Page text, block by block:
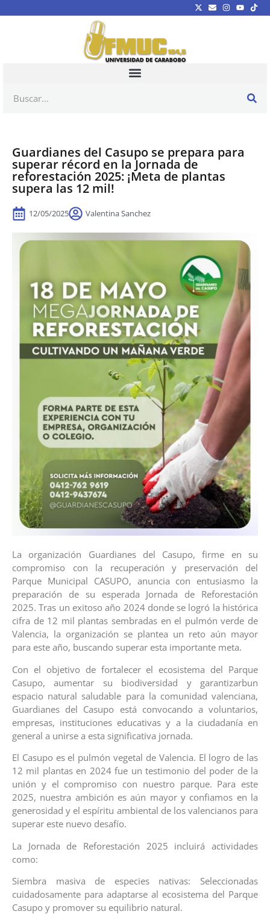
Guardianes del Casupo se prepara para
superar récord en la Jornada de
reforestación 2025: ¡Meta de plantas
supera las 12 mil!
12/05/2025 Valentina Sanchez
La organización Guardianes del Casupo, firme en su
compromiso con la recuperación y preservación del
Parque Municipal CASUPO, anuncia con entusiasmo la
preparación de su esperada Jornada de Reforestación
2025. Tras un exitoso año 2024 donde se logró la histórica
cifra de 12 mil plantas sembradas en el pulmón verde de
Valencia, la organización se plantea un reto aún mayor
para este año, buscando superar esta importante meta.
Con el objetivo de fortalecer el ecosistema del Parque
Casupo, aumentar su biodiversidad y garantizarbun
espacio natural saludable para la comunidad valenciana,
Guardianes del Casupo está convocando a voluntarios,
empresas, instituciones educativas y a la ciudadanía en
general a unirse a esta significativa jornada.
El Casupo es el pulmón vegetal de Valencia. El logro de las
12 mil plantas en 2024 fue un testimonio del poder de la
unión y el compromiso con nuestro parque. Para este
2025, nuestra ambición es aún mayor y confiamos en la
generosidad y el espíritu ambiental de los valencianos para
superar este nuevo desafío.
La Jornada de Reforestación 2025 incluirá actividades
como:
Siembra masiva de especies nativas: Seleccionadas
cuidadosamente para adaptarse al ecosistema del Parque
Casupo y promover su equilibrio natural.